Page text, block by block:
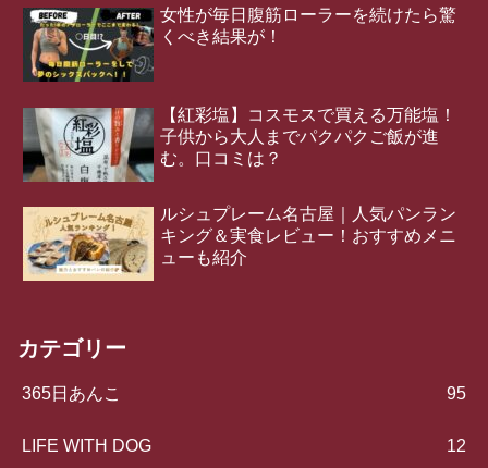
女性が毎日腹筋ローラーを続けたら驚
くべき結果が！
【紅彩塩】コスモスで買える万能塩！
子供から大人までパクパクご飯が進
む。口コミは？
ルシュプレーム名古屋｜人気パンラン
キング＆実食レビュー！おすすめメニ
ューも紹介
カテゴリー
365日あんこ 95
LIFE WITH DOG 12